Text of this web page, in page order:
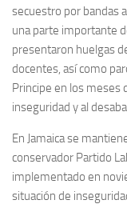
secuestro por bandas
una parte importante
presentaron huelgas
docentes, así como
Principe en los meses
inseguridad y al
En Jamaica se
conservador Partido
implementado en
situación de